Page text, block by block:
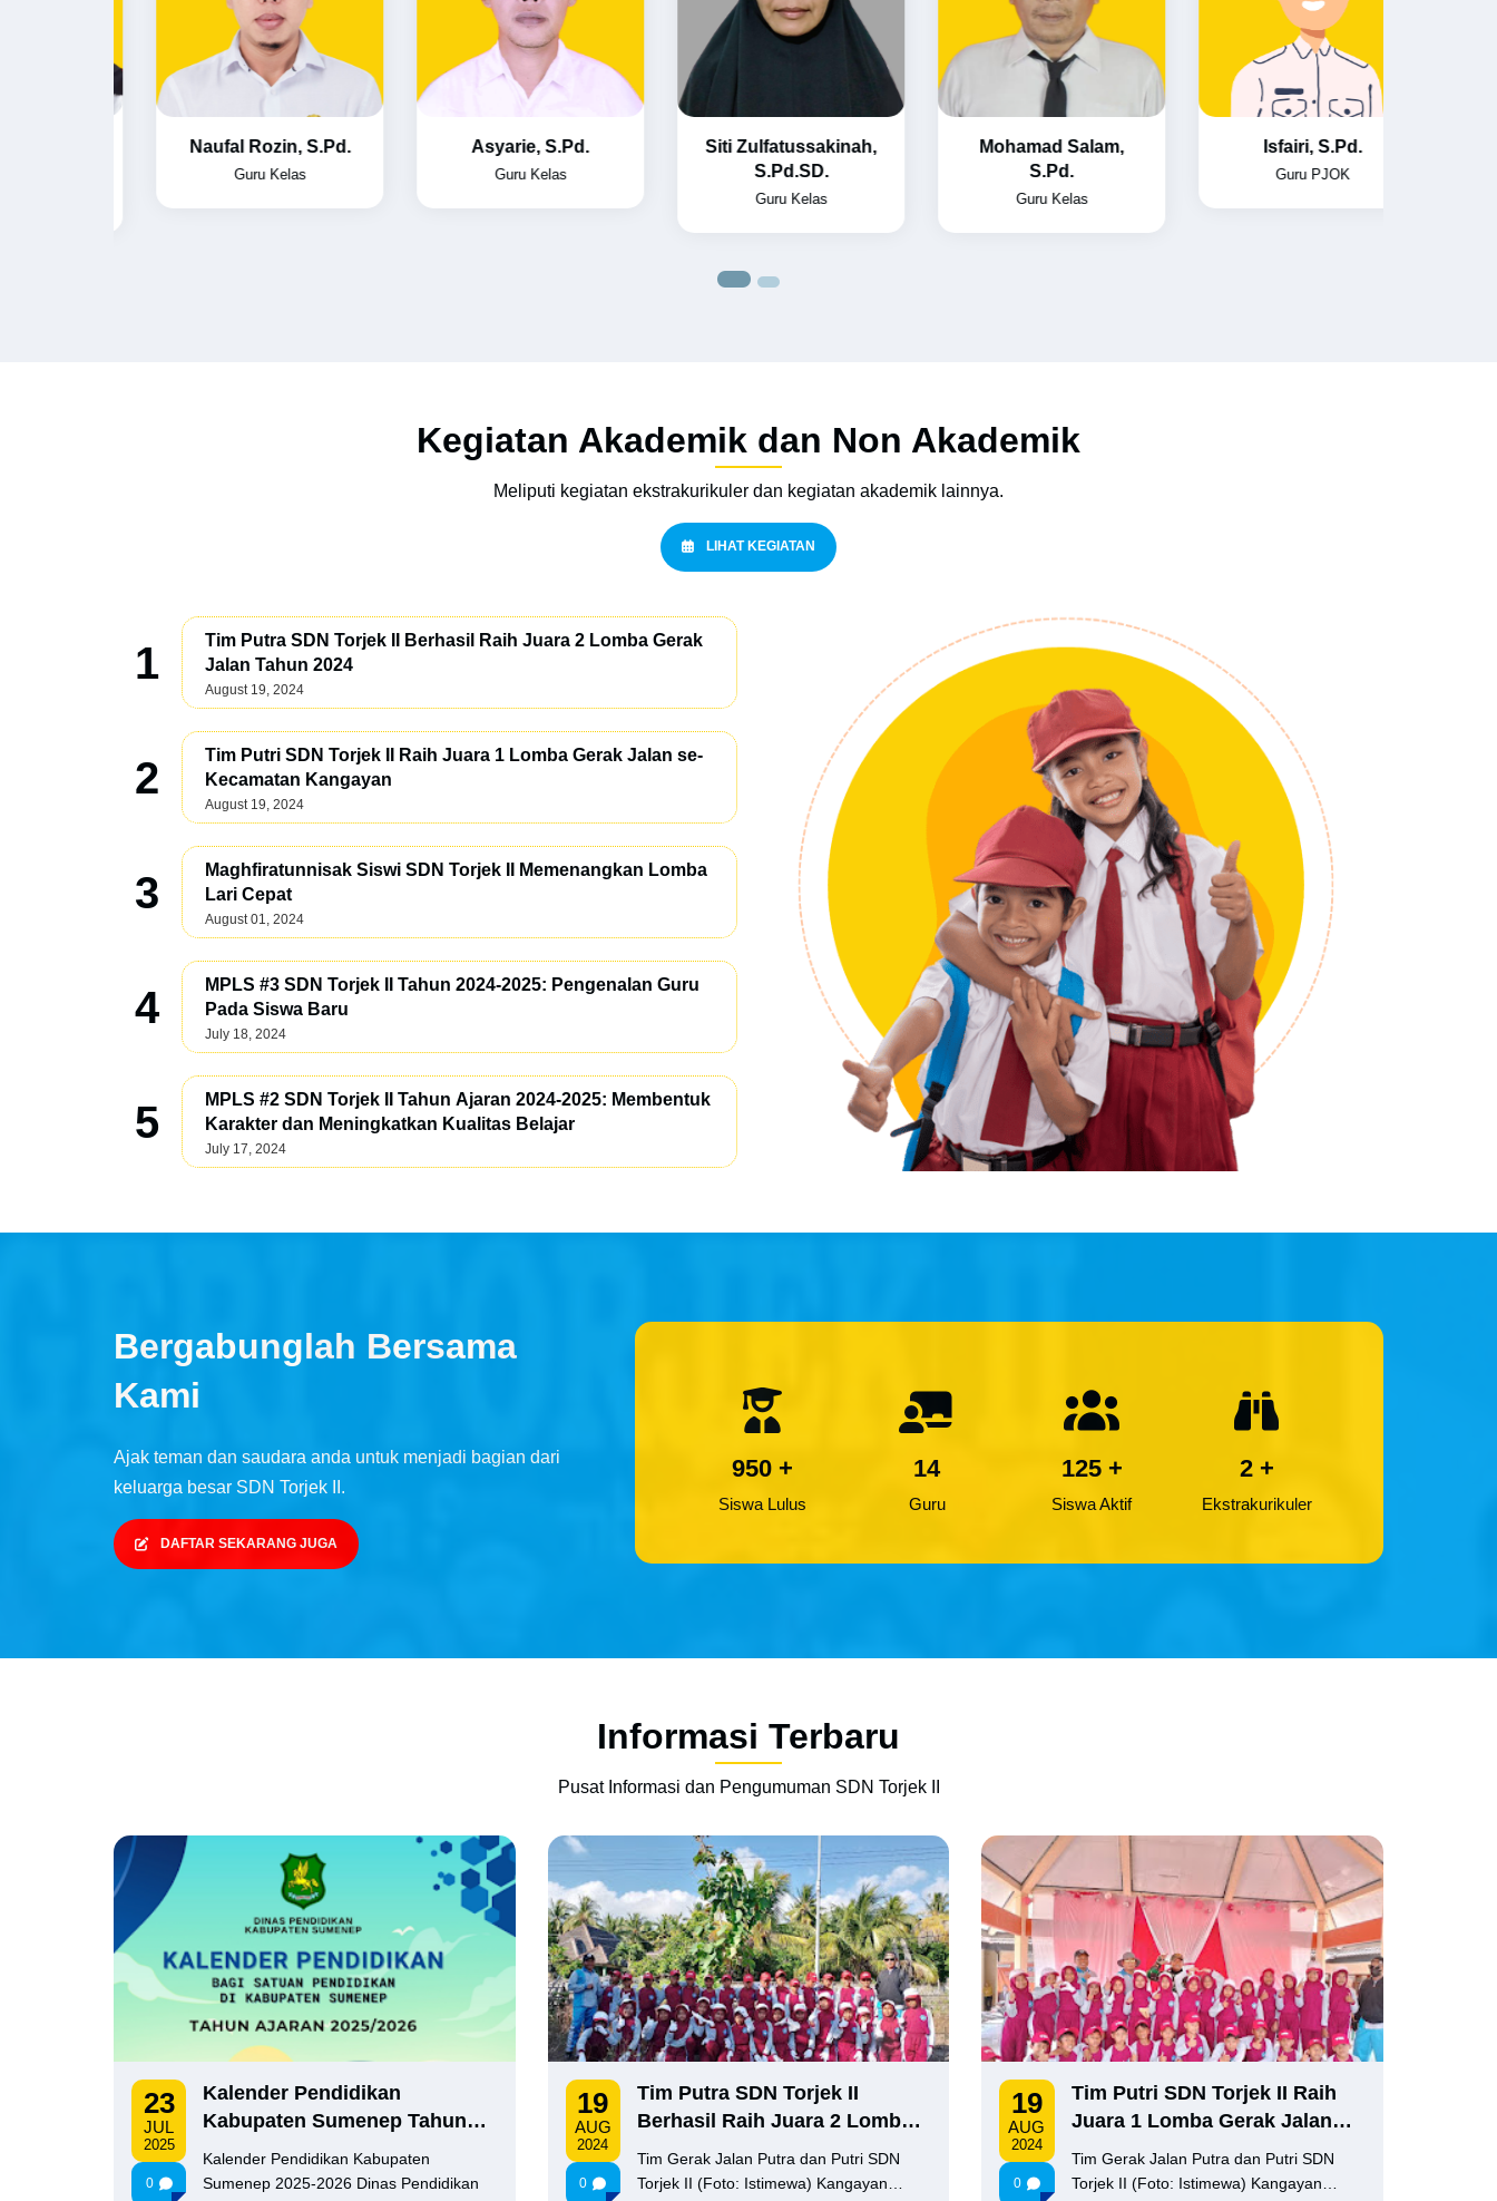
Naufal Rozin, S.Pd.
Guru Kelas
Asyarie, S.Pd.
Guru Kelas
Siti Zulfatussakinah,
S.Pd.SD.
Guru Kelas
Mohamad Salam,
S.Pd.
Guru Kelas
Isfairi, S.Pd.
Guru PJOK
Kegiatan Akademik dan Non Akademik
Meliputi kegiatan ekstrakurikuler dan kegiatan akademik lainnya.
LIHAT KEGIATAN
Tim Putra SDN Torjek II Berhasil Raih Juara 2 Lomba Gerak
Jalan Tahun 2024
August 19, 2024
Tim Putri SDN Torjek II Raih Juara 1 Lomba Gerak Jalan se-
Kecamatan Kangayan
August 19, 2024
Maghfiratunnisak Siswi SDN Torjek II Memenangkan Lomba
Lari Cepat
August 01, 2024
MPLS #3 SDN Torjek II Tahun 2024-2025: Pengenalan Guru
Pada Siswa Baru
July 18, 2024
MPLS #2 SDN Torjek II Tahun Ajaran 2024-2025: Membentuk
Karakter dan Meningkatkan Kualitas Belajar
July 17, 2024
Bergabunglah Bersama
Kami
Ajak teman dan saudara anda untuk menjadi bagian dari
keluarga besar SDN Torjek II.
DAFTAR SEKARANG JUGA
950 +
Siswa Lulus
14
Guru
125 +
Siswa Aktif
2 +
Ekstrakurikuler
Informasi Terbaru
Pusat Informasi dan Pengumuman SDN Torjek II
23
JUL
2025
0
Kalender Pendidikan
Kabupaten Sumenep Tahun
Ajaran 2025-2026
Kalender Pendidikan Kabupaten
Sumenep 2025-2026 Dinas Pendidikan
19
AUG
2024
0
Tim Putra SDN Torjek II
Berhasil Raih Juara 2 Lomba
Gerak Jalan Tahun 2024
Tim Gerak Jalan Putra dan Putri SDN
Torjek II (Foto: Istimewa) Kangayan…
19
AUG
2024
0
Tim Putri SDN Torjek II Raih
Juara 1 Lomba Gerak Jalan
se-Kecamatan Kangayan
Tim Gerak Jalan Putra dan Putri SDN
Torjek II (Foto: Istimewa) Kangayan…